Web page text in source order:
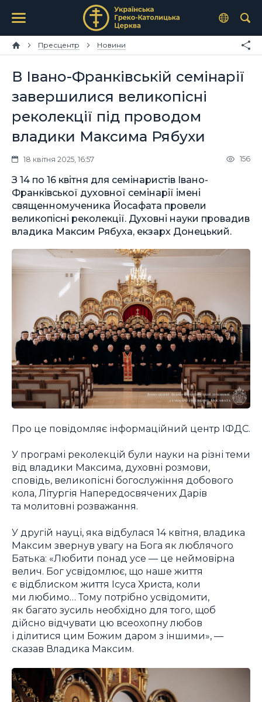
Пресцентр Новини
В Івано-Франківській семінарії
завершилися великопісні
реколекції під проводом
владики Максима Рябухи
18 квітня 2025, 16:57 156
З 14 по 16 квітня для семінаристів Івано-
Франківської духовної семінарії імені
священномученика Йосафата провели
великопісні реколекції. Духовні науки провадив
владика Максим Рябуха, екзарх Донецький.
Про це повідомляє інформаційний центр ІФДС.
У програмі реколекцій були науки на різні теми
від владики Максима, духовні розмови,
сповідь, великопісні богослужіння добового
кола, Літургія Напередосвячених Дарів
та молитовні розважання.
У другій науці, яка відбулася 14 квітня, владика
Максим звернув увагу на Бога як люблячого
Батька: «Любити понад усе — це неймовірна
велич. Бог усвідомлює, що наше життя
є відблиском життя Ісуса Христа, коли
ми любимо… Тому потрібно усвідомити,
як багато зусиль необхідно для того, щоб
дійсно відчувати цю всеохопну любов
і ділитися цим Божим даром з іншими», —
сказав Владика Максим.